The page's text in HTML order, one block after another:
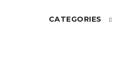
CATEGORIES